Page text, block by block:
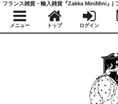
メニュー トップ ログイン